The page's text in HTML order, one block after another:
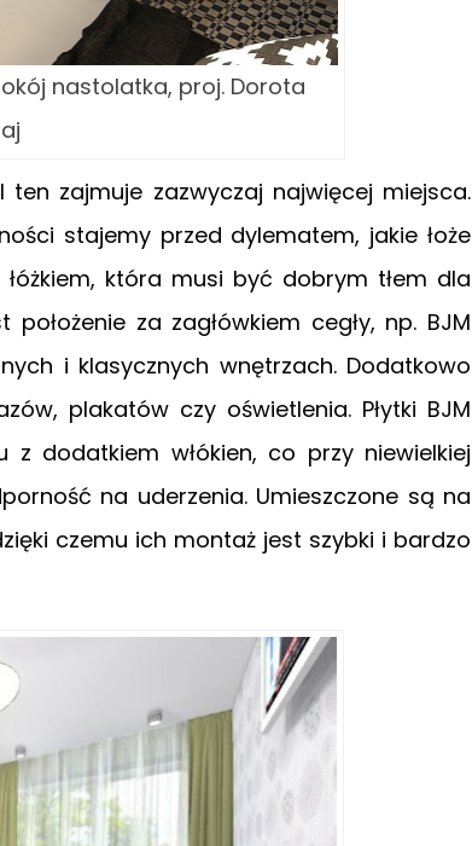
nastolatka, proj. Dorota
zajmuje zazwyczaj najwięcej miejsca.
stajemy przed dylematem, jakie łoże
która musi być dobrym tłem dla
za zagłówkiem cegły, np. BJM
i klasycznych wnętrzach. Dodatkowo
plakatów czy oświetlenia. Płytki BJM
dodatkiem włókien, co przy niewielkiej
na uderzenia. Umieszczone są na
czemu ich montaż jest szybki i bardzo